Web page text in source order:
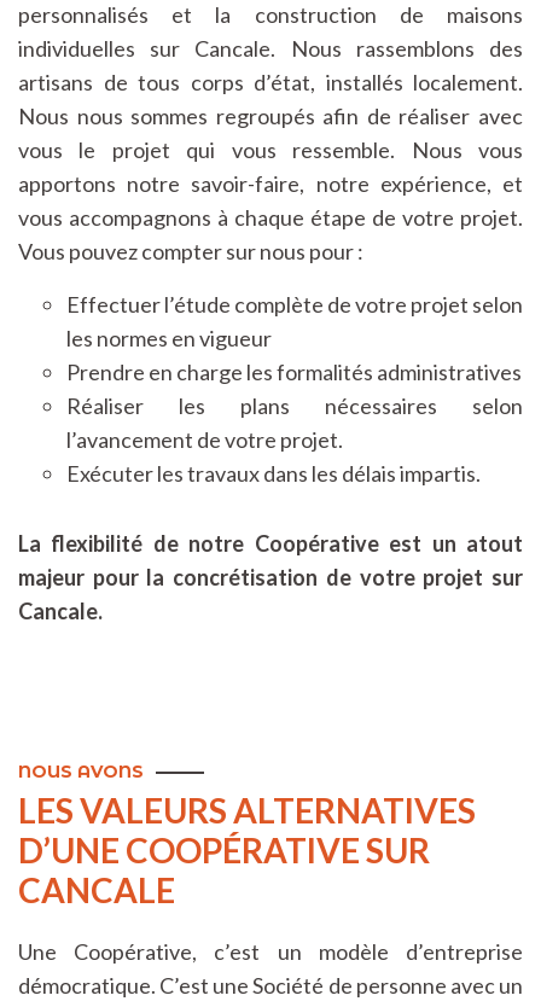
personnalisés et la construction de maisons
individuelles sur Cancale. Nous rassemblons des
artisans de tous corps d’état, installés localement.
Nous nous sommes regroupés afin de réaliser avec
vous le projet qui vous ressemble. Nous vous
apportons notre savoir-faire, notre expérience, et
vous accompagnons à chaque étape de votre projet.
Vous pouvez compter sur nous pour :
Effectuer l’étude complète de votre projet selon
les normes en vigueur
Prendre en charge les formalités administratives
Réaliser les plans nécessaires selon
l’avancement de votre projet.
Exécuter les travaux dans les délais impartis.
La flexibilité de notre Coopérative est un atout
majeur pour la concrétisation de votre projet sur
Cancale.
NOUS AVONS
LES VALEURS ALTERNATIVES
D’UNE COOPÉRATIVE SUR
CANCALE
Une Coopérative, c’est un modèle d’entreprise
démocratique. C’est une Société de personne avec un